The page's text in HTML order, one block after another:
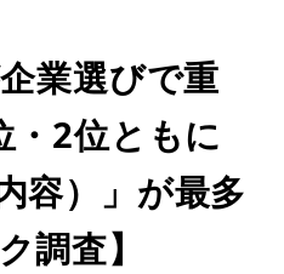
業選びで重
・2位ともに
容）」が最多
調査】